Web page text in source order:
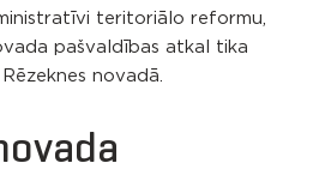
teritoriālo reformu,
pašvaldības atkal tika
novadā.